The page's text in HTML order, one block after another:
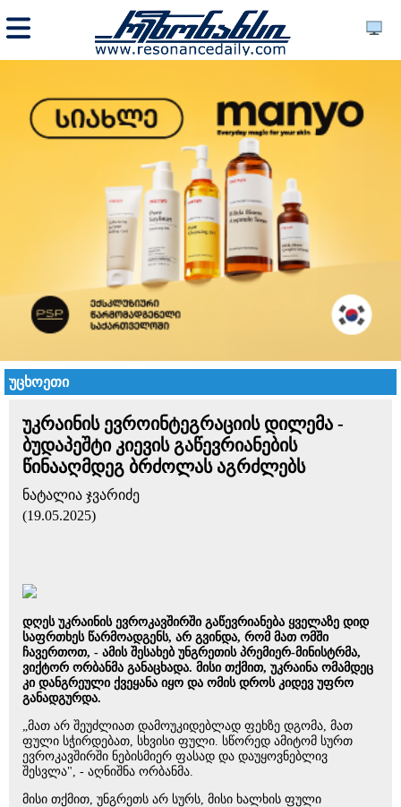
უცხოეთი
უკრაინის ევროინტეგრაციის დილემა -
ბუდაპეშტი კიევის გაწევრიანების
წინააღმდეგ ბრძოლას აგრძლებს
ნატალია ჯვარიძე
(19.05.2025)
დღეს უკრაინის ევროკავშირში გაწევრიანება ყველაზე დიდ
საფრთხეს წარმოადგენს, არ გვინდა, რომ მათ ომში
ჩავერთოთ, - ამის შესახებ უნგრეთის პრემიერ-მინისტრმა,
ვიქტორ ორბანმა განაცხადა. მისი თქმით, უკრაინა ომამდეც
კი დანგრეული ქვეყანა იყო და ომის დროს კიდევ უფრო
განადგურდა.
„მათ არ შეუძლიათ დამოუკიდებლად ფეხზე დგომა, მათ
ფული სჭირდებათ, სხვისი ფული. სწორედ ამიტომ სურთ
ევროკავშირში ნებისმიერ ფასად და დაუყოვნებლივ
შესვლა", - აღნიშნა ორბანმა.
მისი თქმით, უნგრეთს არ სურს, მისი ხალხის ფული